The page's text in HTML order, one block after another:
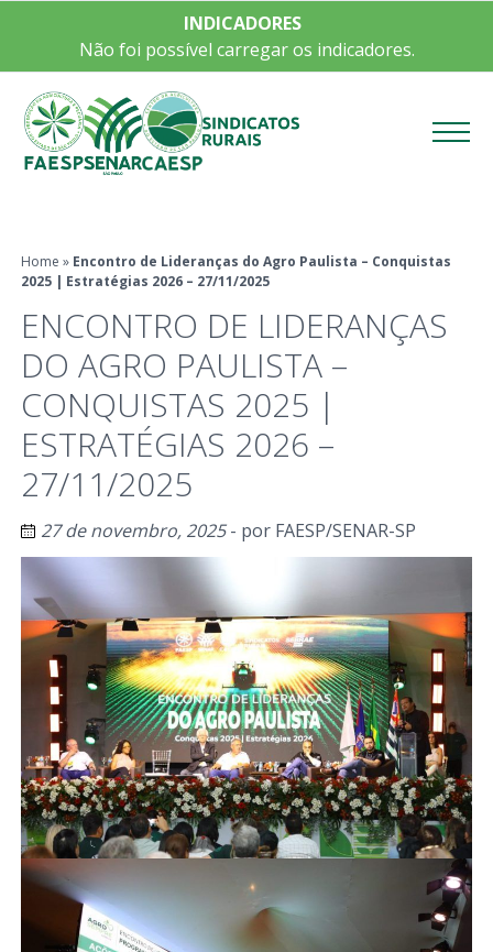
INDICADORES
Não foi possível carregar os indicadores.
Home » Encontro de Lideranças do Agro Paulista – Conquistas
2025 | Estratégias 2026 – 27/11/2025
ENCONTRO DE LIDERANÇAS
DO AGRO PAULISTA –
CONQUISTAS 2025 |
ESTRATÉGIAS 2026 –
27/11/2025
27 de novembro, 2025- por FAESP/SENAR-SP